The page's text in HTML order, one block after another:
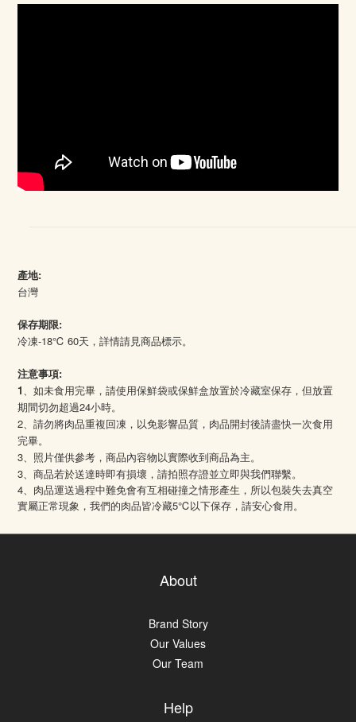
產地:
台灣
保存期限:
冷凍-18℃ 60天，詳情請見商品標示。
注意事項:
1、如未食用完畢，請使用保鮮袋或保鮮盒放置於冷藏室保存，但放置
期間切勿超過24小時。
2、請勿將肉品重複回凍，以免影響品質，肉品開封後請盡快一次食用
完畢。
3、照片僅供參考，商品內容物以實際收到商品為主。
3、商品若於送達時即有損壞，請拍照存證並立即與我們聯繫。
4、肉品運送過程中難免會有互相碰撞之情形產生，所以包裝失去真空
實屬正常現象，我們的肉品皆冷藏5℃ 以下保存，請安心食用。
About
Brand Story
Our Values
Our Team
Help